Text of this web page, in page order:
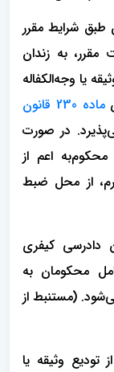
طبق شرایط مقرر
به زندان
یا وجه‌الکفاله
ماده 230 قانون
در صورت
اعم از
از محل ضبط
520 قانون آیین دادرسی کیفری
محکومان به
(مستنبط از
وثیقه یا